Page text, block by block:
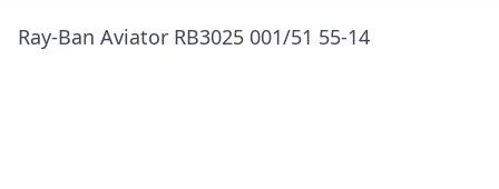
Ray-Ban Aviator RB3025 001/51 55-14